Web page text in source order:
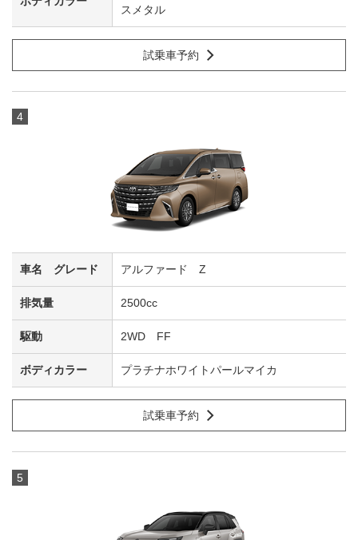
スメタル
試乗車予約
4
アルファード Z
2500cc
2WD FF
プラチナホワイトパールマイカ
試乗車予約
5